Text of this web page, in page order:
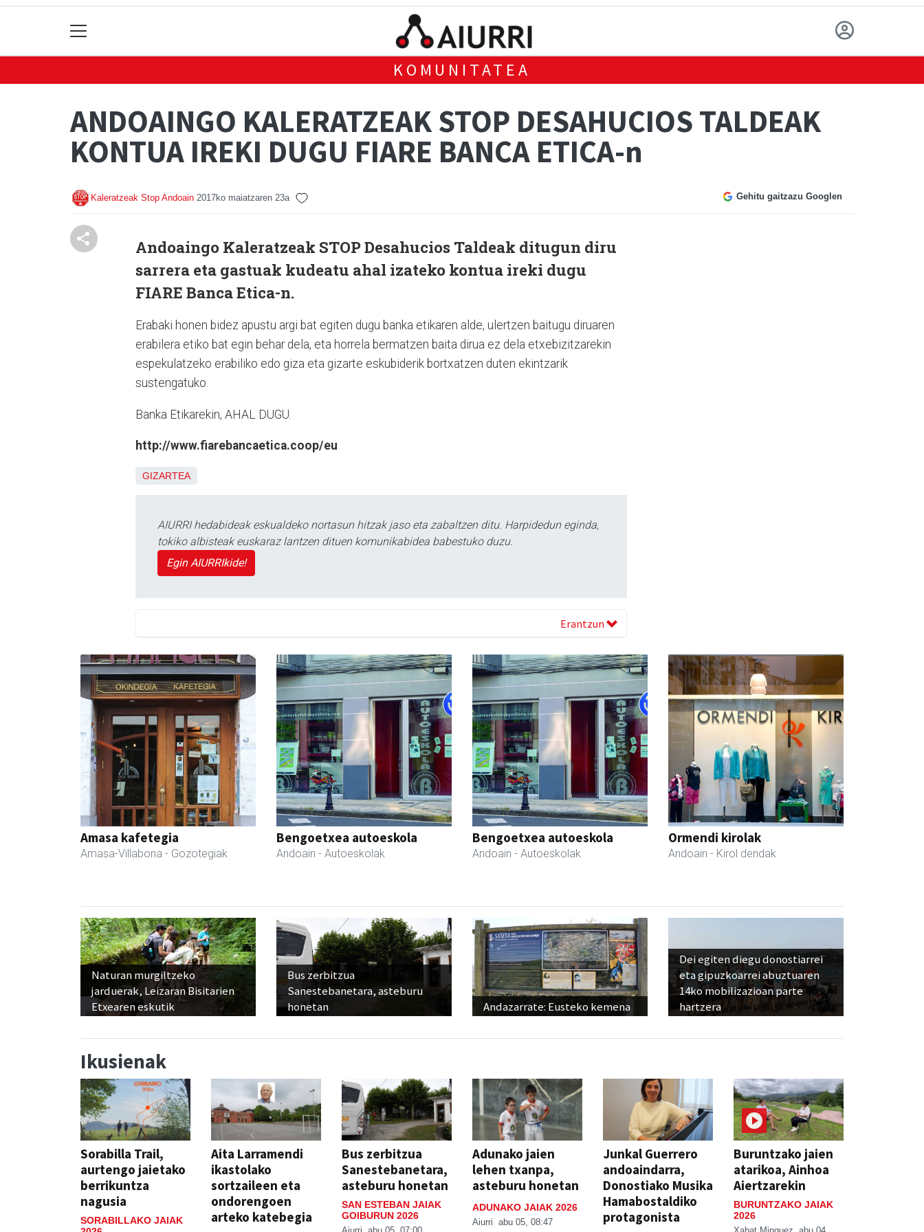
KOMUNITATEA
ANDOAINGO KALERATZEAK STOP DESAHUCIOS TALDEAK
KONTUA IREKI DUGU FIARE BANCA ETICA-n
Kaleratzeak Stop Andoain 2017ko maiatzaren 23a Gehitu gaitzazu Googlen
Andoaingo Kaleratzeak STOP Desahucios Taldeak ditugun diru
sarrera eta gastuak kudeatu ahal izateko kontua ireki dugu
FIARE Banca Etica-n.
Erabaki honen bidez apustu argi bat egiten dugu banka etikaren alde, ulertzen baitugu diruaren
erabilera etiko bat egin behar dela, eta horrela bermatzen baita dirua ez dela etxebizitzarekin
espekulatzeko erabiliko edo giza eta gizarte eskubiderik bortxatzen duten ekintzarik
sustengatuko.
Banka Etikarekin, AHAL DUGU.
http://www.fiarebancaetica.coop/eu
GIZARTEA
AIURRI hedabideak eskualdeko nortasun hitzak jaso eta zabaltzen ditu. Harpidedun eginda,
tokiko albisteak euskaraz lantzen dituen komunikabidea babestuko duzu.
Egin AIURRIkide!
Erantzun
Amasa kafetegia
Amasa-Villabona - Gozotegiak
Bengoetxea autoeskola
Andoain - Autoeskolak
Bengoetxea autoeskola
Andoain - Autoeskolak
Ormendi kirolak
Andoain - Kirol dendak
Naturan murgiltzeko
jarduerak, Leizaran Bisitarien
Etxearen eskutik
Bus zerbitzua
Sanestebanetara, asteburu
honetan
Andazarrate: Eusteko kemena
Dei egiten diegu donostiarrei
eta gipuzkoarrei abuztuaren
14ko mobilizazioan parte
hartzera
Ikusienak
Sorabilla Trail,
aurtengo jaietako
berrikuntza
nagusia
SORABILLAKO JAIAK
Aita Larramendi
ikastolako
sortzaileen eta
ondorengoen
arteko katebegia
Bus zerbitzua
Sanestebanetara,
asteburu honetan
SAN ESTEBAN JAIAK
GOIBURUN 2026
Adunako jaien
lehen txanpa,
asteburu honetan
ADUNAKO JAIAK 2026
Aiurri abu 05, 08:47
Junkal Guerrero
andoaindarra,
Donostiako Musika
Hamabostaldiko
protagonista
Buruntzako jaien
atarikoa, Ainhoa
Aiertzarekin
BURUNTZAKO JAIAK
2026